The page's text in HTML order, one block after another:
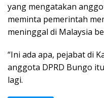
yang mengatakan
meminta pemerintah
meninggal di Malaysia
“Ini ada apa, pejabat di
anggota DPRD Bungo
lagi.